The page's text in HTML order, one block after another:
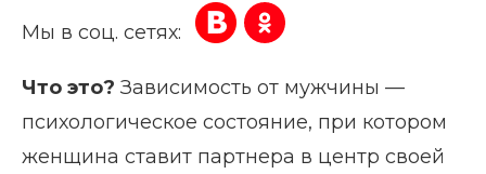
Мы в соц. сетях:
Что это? Зависимость от мужчины —
психологическое состояние, при котором
женщина ставит партнера в центр своей